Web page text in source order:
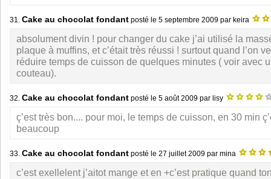
31. Cake au chocolat fondant posté le 5 septembre 2009 par keira
absolument divin ! pour changer du cake j’ai utilisé la
plaque à muffins, et c’était très réussi ! surtout quand l’on
réduire temps de cuisson de quelques minutes ( voir avec
couteau).
32. Cake au chocolat fondant posté le 5 août 2009 par lisy
ç’est très bon.... pour moi, le temps de cuisson, en 30 min
beaucoup
33. Cake au chocolat fondant posté le 27 juillet 2009 par mina
c’est exellelent j’aitot mange et en +c’est pratique quand